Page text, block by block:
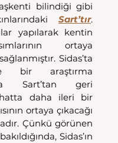
bilindiği gibi
Sart’tır.
yapılarak kentin
ortaya
Sidas’ta
bir araştırma
Sart’tan geri
daha ileri bir
ortaya çıkacağı
Çünkü görünen
Sidas’ın